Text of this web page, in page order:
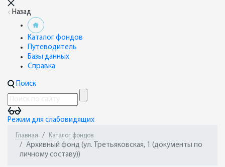
Назад
Каталог фондов
Путеводитель
Базы данных
Справка
Поиск
Режим для слабовидящих
Главная Каталог фондов
Архивный фонд (ул. Третьяковская, 1 (документы по
личному составу))